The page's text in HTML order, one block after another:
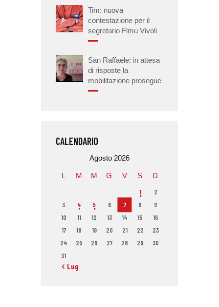
Tim: nuova
contestazione per il
segretario Flmu Vivoli
San Raffaele: in attesa
di risposte la
mobilitazione prosegue
CALENDARIO
Agosto 2026
L M M G V S D
1
2
3
4 5 6 7 8
9
10
11 12 13 14 15
16
17
18 19 20 21 22
23
24
25 26 27 28 29
30
31
« Lug